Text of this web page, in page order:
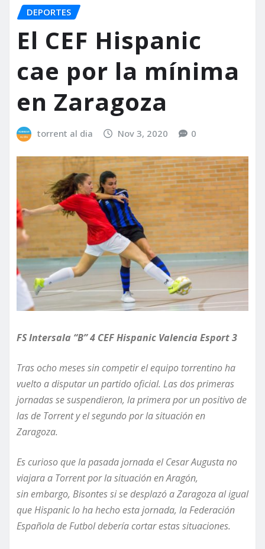
DEPORTES
El CEF Hispanic
cae por la mínima
en Zaragoza
torrent al dia Nov 3, 2020 0
FS Intersala “B” 4 CEF Hispanic Valencia Esport 3
Trasocho meses sin competir el equipo torrentino ha
vuelto a disputar un partido oficial. Las dos primeras
jornadas se suspendieron, la primera por un positivo de
las de Torrent y el segundo por la situación en
Zaragoza.
Es curioso que la pasada jornada el Cesar Augusta no
viajara a Torrent por la situación enAragón,
sinembargo, Bisontes si se desplazóa Zaragozaal igual
que Hispanic lo ha hecho esta jornada, la Federación
Española de Futbol debería cortar estas situaciones.